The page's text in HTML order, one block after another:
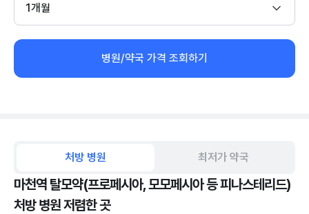
1개월
병원/약국 가격 조회하기
처방 병원 최저가 약국
마천역 탈모약(프로페시아, 모모페시아 등 피나스테리드)
처방 병원 저렴한 곳